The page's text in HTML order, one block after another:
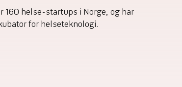
160 helse-startups i Norge, og har
for helseteknologi.